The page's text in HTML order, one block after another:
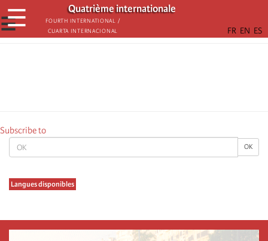
Skip
to
main
Quatrième internationale
Fourth International /
Cuarta Internacional
☰
☰
OK OK
Langues disponibles
Subscribe to